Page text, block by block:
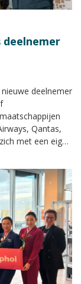
deelnemer
deelnemer
Qantas,
met een eigen